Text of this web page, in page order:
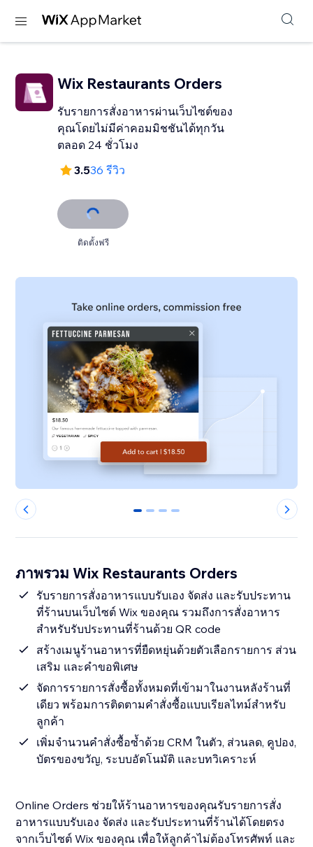
Wix Restaurants Orders
รับรายการสั่งอาหารผ่านเว็บไซต์ของ
คุณโดยไม่มีค่าคอมมิชชันได้ทุกวัน
ตลอด 24 ชั่วโมง
3.536 รีวิว
ติดตั้งฟรี
0 1 2 3
ภาพรวม Wix Restaurants Orders
รับรายการสั่งอาหารแบบรับเอง จัดส่ง และรับประทาน
ที่ร้านบนเว็บไซต์ Wix ของคุณ รวมถึงการสั่งอาหาร
สำหรับรับประทานที่ร้านด้วย QR code
สร้างเมนูร้านอาหารที่ยืดหยุ่นด้วยตัวเลือกรายการ ส่วน
เสริม และคำขอพิเศษ
จัดการรายการสั่งซื้อทั้งหมดที่เข้ามาในงานหลังร้านที่
เดียว พร้อมการติดตามคำสั่งซื้อแบบเรียลไทม์สำหรับ
ลูกค้า
เพิ่มจำนวนคำสั่งซื้อซ้ำด้วย CRM ในตัว, ส่วนลด, คูปอง,
บัตรของขวัญ, ระบบอัตโนมัติ และบทวิเคราะห์
Online Orders ช่วยให้ร้านอาหารของคุณรับรายการสั่ง
อาหารแบบรับเอง จัดส่ง และรับประทานที่ร้านได้โดยตรง
จากเว็บไซต์ Wix ของคุณ เพื่อให้ลูกค้าไม่ต้องโทรศัพท์ และ